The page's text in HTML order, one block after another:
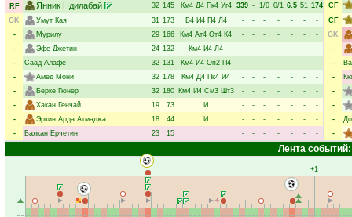
RF
Янник Ндилабай 32 145 Км4 Д4 Пк4 Уг4 339 - 1/0 0/1 6.5 51 174
GK
Умут Кая 31 173 В4 И4 П4 Л4 - - - - - -
-
-
Мурилу 29 166 Км4 Ат4 От4 К4 - - - - - -
-
-
Эфе Джетин 24 132 Км4 И4 Л4 - - - - - -
-
-
Саад Алафе 32 131 Км4 И4 Оп2 П4 - - - - - -
-
-
Амед Мони 32 178 Км4 Д4 Пк4 И4 - - - - - -
-
-
Берке Гюнер 32 180 Км4 И4 См3 Шт3 - - - - - -
-
-
Хакан Генчай 19 73 И - - - - - -
-
-
Эркин Арда Атмаджа 18 44 И - - - - - -
-
-
Балкан Ерчетин 23 15 - - - - - - -
CF
CF
GK
-
-
-
-
-
-
-
Лента событий:
+1